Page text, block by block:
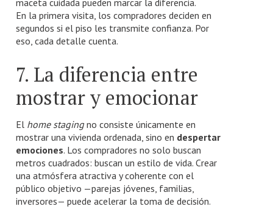
En la primera visita, los compradores deciden en
segundos si el piso les transmite confianza. Por
eso, cada detalle cuenta.
7. La diferencia entre
mostrar y emocionar
El home stagingno consiste únicamente en
mostrar una vivienda ordenada, sino en despertar
emociones. Los compradores no solo buscan
metros cuadrados: buscan un estilo de vida. Crear
una atmósfera atractiva y coherente con el
público objetivo —parejas jóvenes, familias,
inversores— puede acelerar la toma de decisión.